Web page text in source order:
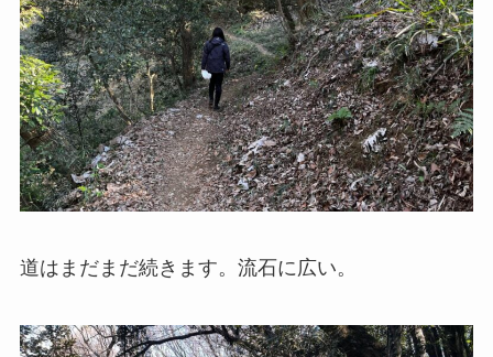
道はまだまだ続きます。流石に広い。